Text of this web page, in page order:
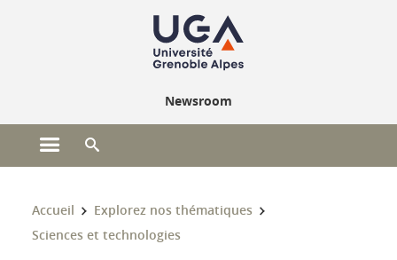
Newsroom
Ouvrir le menu principal
Vous êtes ici :
Accueil
Explorez nos thématiques
Sciences et technologies